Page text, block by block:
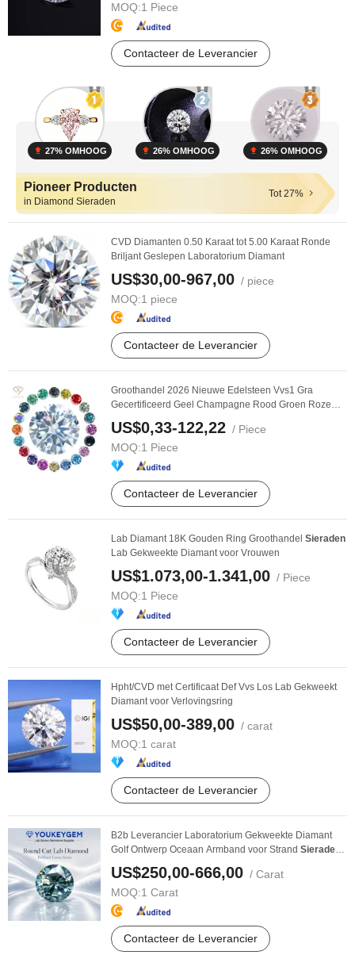
MOQ:1 Piece
Contacteer de Leverancier
27% OMHOOG 26% OMHOOG 26% OMHOOG
Pioneer Producten
in Diamond Sieraden
Tot 27%
CVD Diamanten 0.50 Karaat tot 5.00 Karaat Ronde
Briljant Geslepen Laboratorium Diamant
US$30,00-967,00 / piece
MOQ:1 piece
Contacteer de Leverancier
Groothandel 2026 Nieuwe Edelsteen Vvs1 Gra
Gecertificeerd Geel Champagne Rood Groen Roze
Grijs Zwart ...
US$0,33-122,22 / Piece
MOQ:1 Piece
Contacteer de Leverancier
Lab Diamant 18K Gouden Ring Groothandel Sieraden
Lab Gekweekte Diamant voor Vrouwen
US$1.073,00-1.341,00 / Piece
MOQ:1 Piece
Contacteer de Leverancier
Hpht/CVD met Certificaat Def Vvs Los Lab Gekweekt
Diamant voor Verlovingsring
US$50,00-389,00 / carat
MOQ:1 carat
Contacteer de Leverancier
B2b Leverancier Laboratorium Gekweekte Diamant
Golf Ontwerp Oceaan Armband voor Strand Sieraden
B2b ...
US$250,00-666,00 / Carat
MOQ:1 Carat
Contacteer de Leverancier